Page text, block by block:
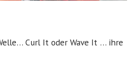
Curl It oder Wave It … ihre